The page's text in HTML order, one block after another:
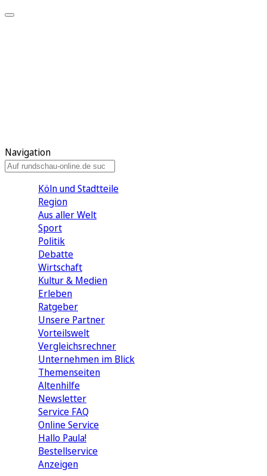
Navigation
Köln und Stadtteile
Region
Aus aller Welt
Sport
Politik
Debatte
Wirtschaft
Kultur & Medien
Erleben
Ratgeber
Unsere Partner
Vorteilswelt
Vergleichsrechner
Unternehmen im Blick
Themenseiten
Altenhilfe
Newsletter
Service FAQ
Online Service
Hallo Paula!
Bestellservice
Anzeigen